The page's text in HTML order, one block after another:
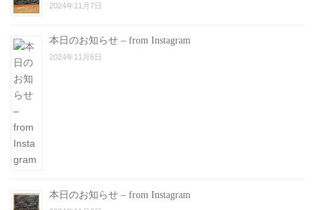
2024年11月7日
本日のお知らせ – from Instagram
2024年11月6日
本日のお知らせ – from Instagram